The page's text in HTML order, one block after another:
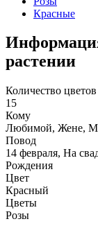
Красные
растении
Количество цветов
15
Кому
Любимой, Жене,
Повод
14 февраля, На
Рождения
Цвет
Красный
Цветы
Розы